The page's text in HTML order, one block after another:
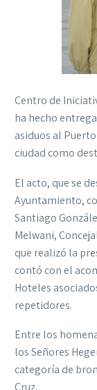
Centro de
ha hecho
asiduos al
ciudad como
El acto, que se
Ayuntamiento,
Santiago
Melwani,
que realizó la
contó con el
Hoteles
repetidores.
Entre los
los Señores
categoría de
Cruz.